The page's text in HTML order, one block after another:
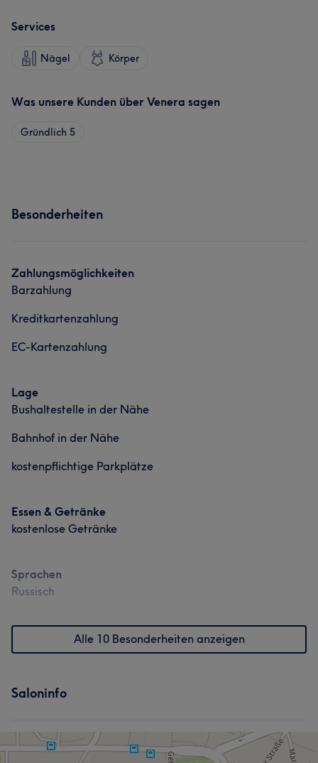
Services
Nägel Körper
Was unsere Kunden über Venera sagen
Gründlich 5
Besonderheiten
Zahlungsmöglichkeiten
Barzahlung
Kreditkartenzahlung
EC-Kartenzahlung
Lage
Bushaltestelle in der Nähe
Bahnhof in der Nähe
kostenpflichtige Parkplätze
Essen & Getränke
kostenlose Getränke
Sprachen
Russisch
Alle 10 Besonderheiten anzeigen
Saloninfo